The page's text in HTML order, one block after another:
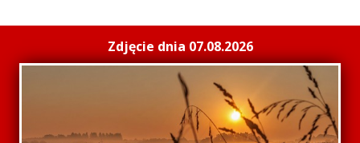
Zdjęcie dnia 07.08.2026